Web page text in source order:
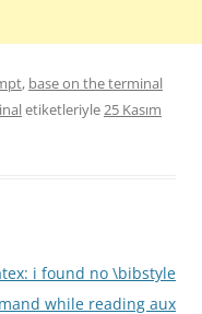
, base on the terminal
etiketleriyle25 Kasım
i found no \bibstyle
while reading aux